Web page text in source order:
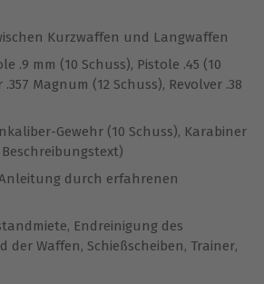
Kurzwaffen und Langwaffen
.9 mm (10 Schuss), Pistole .45 (10
Magnum (12 Schuss), Revolver .38
Gewehr (10 Schuss), Karabiner
durch erfahrenen
Endreinigung des
der Waffen, Schießscheiben, Trainer,